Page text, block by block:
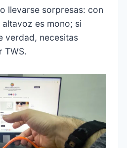
llevarse sorpresas: con
es mono; si
verdad, necesitas
TWS.